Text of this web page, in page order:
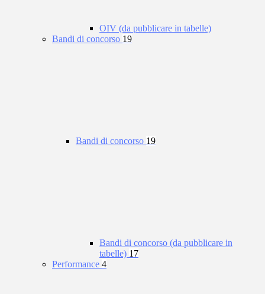
OIV (da pubblicare in tabelle)
Bandi di concorso 19
Bandi di concorso 19
Bandi di concorso (da pubblicare in
tabelle) 17
Performance 4